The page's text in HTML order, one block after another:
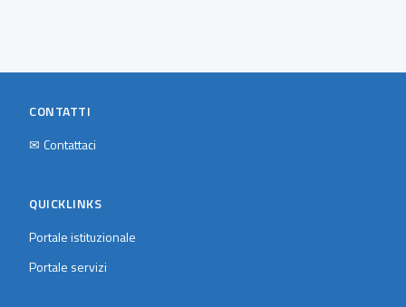
CONTATTI
✉ Contattaci
QUICKLINKS
Portale istituzionale
Portale servizi